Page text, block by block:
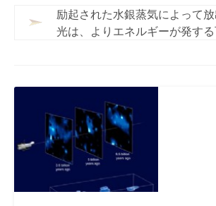
励起された水銀蒸気によって
光は、よりエネルギーが発す